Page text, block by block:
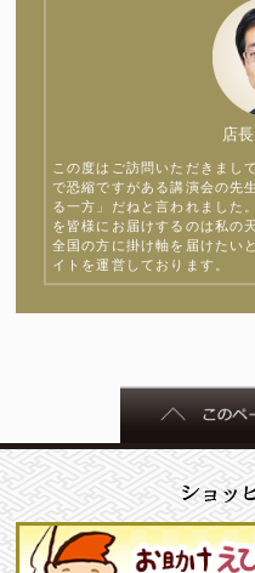
店
この度はご訪問いただきまし
で恐縮ですがある講演会の先
る一方」だねと言われました
を皆様にお届けするのは私の
全国の方に掛け軸を届けたい
イトを運営しております。